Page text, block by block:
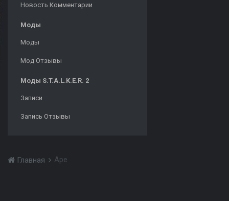
Новость Комментарии
Моды
Моды
Мод Отзывы
Моды S.T.A.L.K.E.R. 2
Записи
Запись Отзывы
Главная Ape